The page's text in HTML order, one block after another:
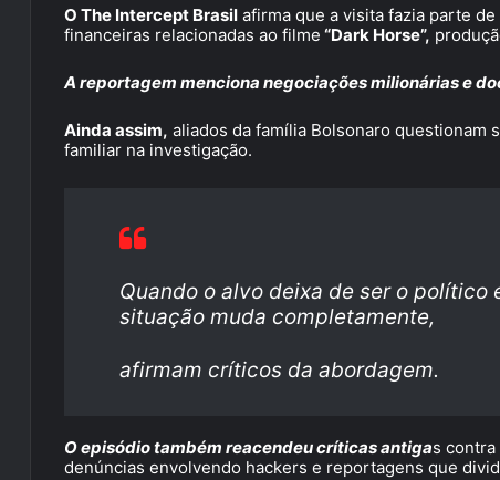
O The Intercept Brasil afirma que a visita fazia parte
financeiras relacionadas ao filme “Dark Horse”,
A reportagem menciona negociações milionárias e
Ainda assim, aliados da família Bolsonaro questionam
familiar na investigação.
Quando o alvo deixa de ser o político
situação muda completamente,
afirmam críticos da abordagem.
O episódio também reacendeu críticas antigas contra
denúncias envolvendo hackers e reportagens que